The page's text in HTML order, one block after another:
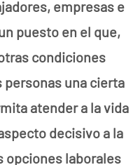
empresas e
puesto en el que,
condiciones
una cierta
atender a la vida
decisivo a la
opciones laborales